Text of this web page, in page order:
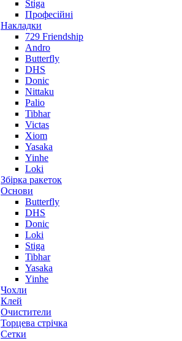
Stiga
Професійні
Накладки
729 Friendship
Andro
Butterfly
DHS
Donic
Nittaku
Palio
Tibhar
Victas
Xiom
Yasaka
Yinhe
Loki
Збірка ракеток
Основи
Butterfly
DHS
Donic
Loki
Stiga
Tibhar
Yasaka
Yinhe
Чохли
Клей
Очистители
Торцева стрічка
Сетки